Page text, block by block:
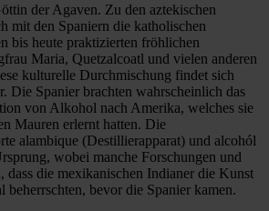
der Agaven. Zu den aztekischen
mit den Spaniern die katholischen
bis heute praktizierten fröhlichen
Maria, Quetzalcoatl und vielen anderen
kulturelle Durchmischung findet sich
Die Spanier brachten wahrscheinlich das
von Alkohol nach Amerika, welches sie
Mauren erlernt hatten. Die
alambique (Destillierapparat) und alcohól
wobei manche Forschungen und
dass die mexikanischen Indianer die Kunst
beherrschten, bevor die Spanier kamen.